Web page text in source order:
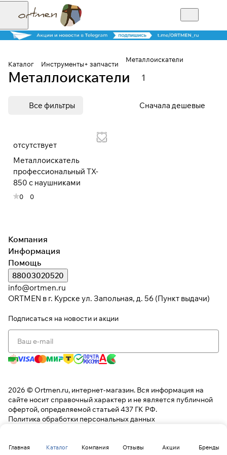
Каталог Инструменты+ запчасти
Металлоискатели
Металлоискатели 1
Все фильтры Сначала дешевые
отсутствует
Металлоискатель
профессиональный TX-
850 с наушниками
0 0
Для клиентов всех банков
Разбейте
25%
При оформлении заказа
Оплачивайте сегодня только
картой любого банка
Получайте товар
по25%каждые 2 недели
* При оплате через
ПЛАЙТ
применяются.
Главная Каталог Компания Отзывы Акции Бренды
Компания
Информация
Помощь
88003020520
info@ortmen.ru
ORTMEN в г. Курске ул. Запольная, д. 56 (Пункт выдачи)
Подписаться на новости и акции
2026 © Ortmen.ru, интернет-магазин. Вся информация на
сайте носит справочный характер и не является публичной
офертой, определяемой статьей 437 ГК РФ.
Политика обработки персональных данных